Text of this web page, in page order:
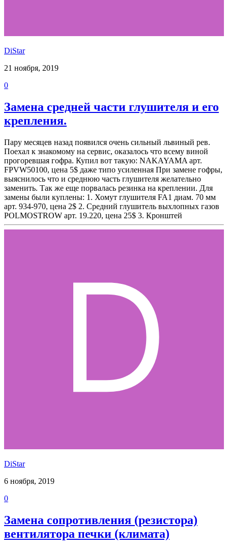
DiStar
21 ноября, 2019
0
Замена средней части глушителя и его
крепления.
Пару месяцев назад появился очень сильный львиный рев.
Поехал к знакомому на сервис, оказалось что всему виной
прогоревшая гофра. Купил вот такую: NAKAYAMA арт.
FPVW50100, цена 5$ даже типо усиленная При замене гофры,
выяснилось что и среднюю часть глушителя желательно
заменить. Так же еще порвалась резинка на креплении. Для
замены были куплены: 1. Хомут глушителя FA1 диам. 70 мм
арт. 934-970, цена 2$ 2. Средний глушитель выхлопных газов
POLMOSTROW арт. 19.220, цена 25$ 3. Кронштей
DiStar
6 ноября, 2019
0
Замена сопротивления (резистора)
вентилятора печки (климата)